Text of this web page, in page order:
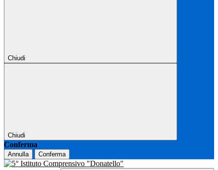
Chiudi
Chiudi
Conferma
Annulla Conferma